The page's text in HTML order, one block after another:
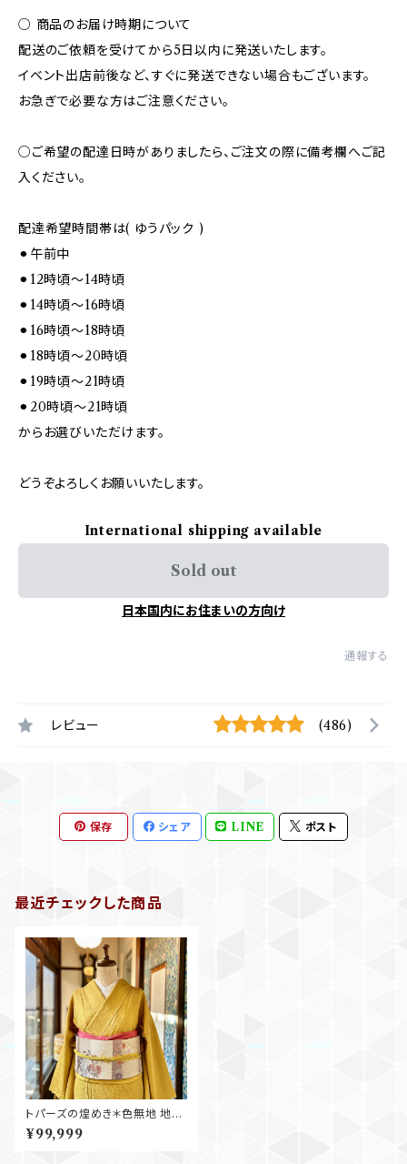
○ 商品のお届け時期について
配送のご依頼を受けてから5日以内に発送いたします。
イベント出店前後など、すぐに発送できない場合もございます。
お急ぎで必要な方はご注意ください。
○ご希望の配達日時がありましたら、ご注文の際に備考欄へご記
入ください。
配達希望時間帯は( ゆうパック )
⚫︎午前中
⚫︎12時頃～14時頃
⚫︎14時頃～16時頃
⚫︎16時頃～18時頃
⚫︎18時頃～20時頃
⚫︎19時頃～21時頃
⚫︎20時頃～21時頃
からお選びいただけます。
どうぞよろしくお願いいたします。
International shipping available
Sold out
日本国内にお住まいの方向け
通報する
レビュー (486)
保存 シェア LINE ポスト
最近チェックした商品
トパーズの煌めき＊色無地 地紋
袷 黄色 イエロー 鬱金色 A505
¥99,999